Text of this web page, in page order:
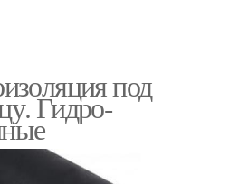
под
Гидро-